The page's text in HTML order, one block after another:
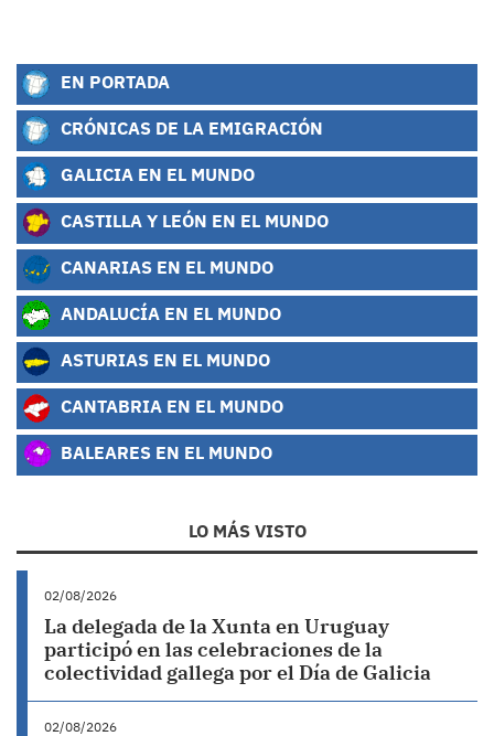
EN PORTADA
CRÓNICAS DE LA EMIGRACIÓN
GALICIA EN EL MUNDO
CASTILLA Y LEÓN EN EL MUNDO
CANARIAS EN EL MUNDO
ANDALUCÍA EN EL MUNDO
ASTURIAS EN EL MUNDO
CANTABRIA EN EL MUNDO
BALEARES EN EL MUNDO
LO MÁS VISTO
02/08/2026
La delegada de la Xunta en Uruguay
participó en las celebraciones de la
colectividad gallega por el Día de Galicia
02/08/2026